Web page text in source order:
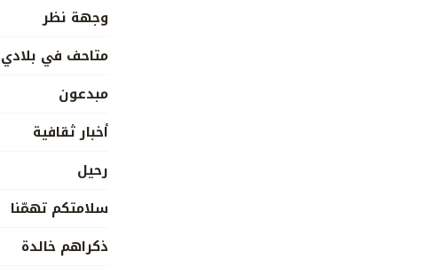
وجهة نظر
متاحف في بلادي
مبدعون
أخبار ثقافية
رحيل
سلامتكم تهمّنا
ذكراهم خالدة